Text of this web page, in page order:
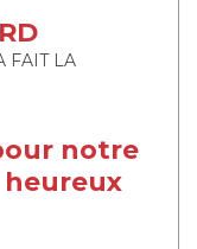
FAIT LA
notre